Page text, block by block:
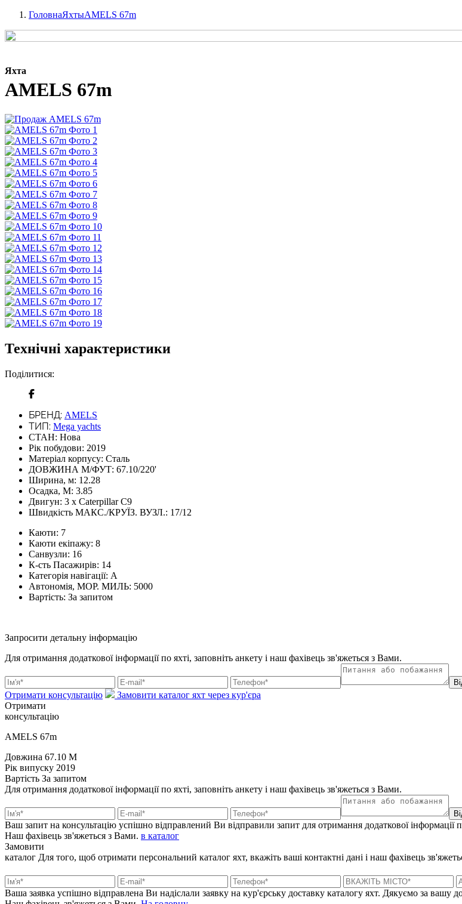
ГоловнаЯхтыAMELS 67m
Яхта
AMELS 67m
Технічні характеристики
Поділитися:
БРЕНД: AMELS
ТИП: Mega yachts
СТАН: Нова
Рік побудови: 2019
Матеріал корпусу: Сталь
ДОВЖИНА М/ФУТ: 67.10/220'
Ширина, м: 12.28
Осадка, М: 3.85
Двигун: 3 x Caterpillar C9
Швидкість МАКС./КРУЇЗ. ВУЗЛ.: 17/12
Каюти: 7
Каюти екіпажу: 8
Санвузли: 16
К-сть Пасажирів: 14
Категорія навігації: A
Автономія, МОР. МИЛЬ: 5000
Вартість: За запитом
Запросити детальну інформацію
Для отримання додаткової інформації по яхті, заповніть анкету і наш фахівець зв'яжеться з Вами.
Отримати консультацію
Замовити каталог яхт через кур'єра
Отримати
консультацію
AMELS 67m
Довжина 67.10 M
Рік випуску 2019
Вартість За запитом
Для отримання додаткової інформації по яхті, заповніть анкету і наш фахівець зв'яжеться з Вами.
Ваш запит на консультацію успішно відправлений Ви відправили запит для отримання додаткової інформації
Наш фахівець зв'яжеться з Вами. в каталог
Замовити
каталог Для того, щоб отримати персональний каталог яхт, вкажіть ваші контактні дані і наш фахівець
Ваша заявка успішно відправлена Ви надіслали заявку на кур'єрську доставку каталогу яхт. Дякуємо за вашу